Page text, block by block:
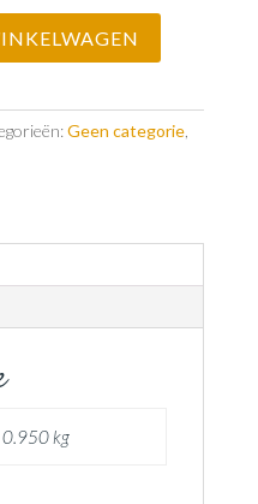
Geen categorie,
0.950 kg